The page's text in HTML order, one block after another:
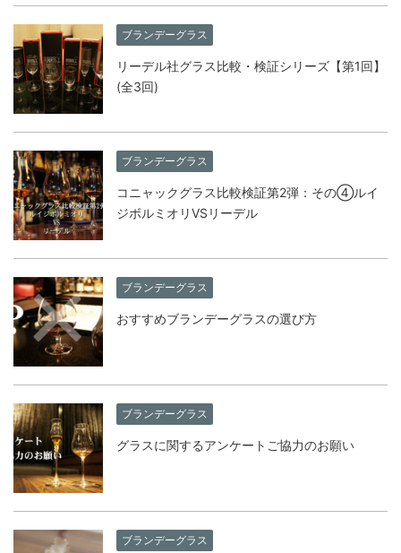
ブランデーグラス
リーデル社グラス比較・検証シリーズ【第1回】
(全3回)
ブランデーグラス
コニャックグラス比較検証第2弾：その④ルイ
ジボルミオリVSリーデル
ブランデーグラス
おすすめブランデーグラスの選び方
ブランデーグラス
グラスに関するアンケートご協力のお願い
ブランデーグラス